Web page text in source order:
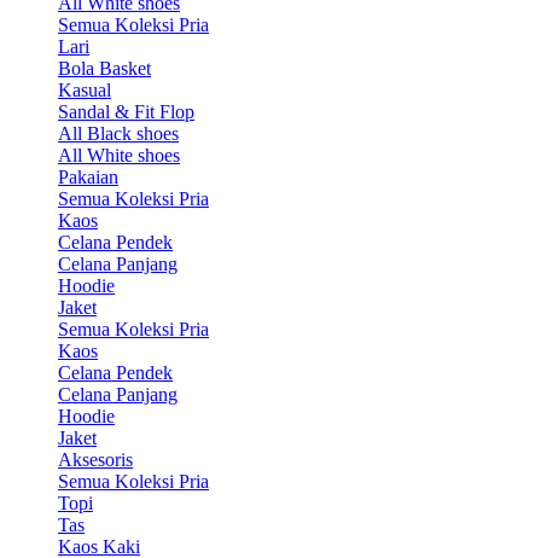
Semua Koleksi Pria
Lari
Bola Basket
Kasual
Sandal & Fit Flop
All Black shoes
All White shoes
Pakaian
Semua Koleksi Pria
Kaos
Celana Pendek
Celana Panjang
Hoodie
Jaket
Semua Koleksi Pria
Kaos
Celana Pendek
Celana Panjang
Hoodie
Jaket
Aksesoris
Semua Koleksi Pria
Topi
Tas
Kaos Kaki